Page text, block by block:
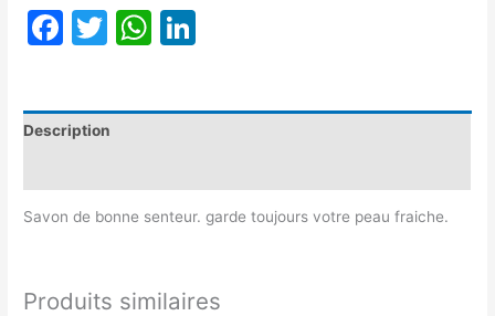
Facebook
TwitterWhatsApp
Description
Savon de bonne senteur. garde toujours votre peau fraiche.
Produits similaires